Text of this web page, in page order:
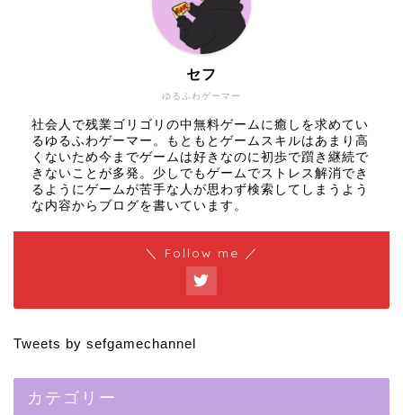
ゆるふわゲーマー
セフ
社会人で残業ゴリゴリの中無料ゲームに癒しを求めてい
るゆるふわゲーマー。もともとゲームスキルはあまり高
くないため今までゲームは好きなのに初歩で躓き継続で
きないことが多発。少しでもゲームでストレス解消でき
るようにゲームが苦手な人が思わず検索してしまうよう
な内容からブログを書いています。
＼ Follow me ／
Tweets by sefgamechannel
カテゴリー